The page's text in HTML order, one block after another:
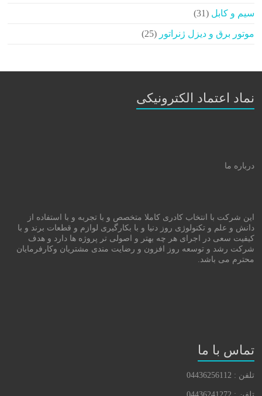
سیم و کابل
31
31
موتور برق و دیزل ژنراتور 25
25
نماد اعتماد الکترونیکی
درباره ما
این شرکت با انتخاب کادری کاملا متخصص و با تجربه و با استفاده از
دانش و علم و تکنولوژی روز دنیا و با بکارگیری لوازم و قطعات برند و با
کیفیت سعی در اجرای هر چه بهتر و اصولی تر پروژه ها دارد و هدف
شرکت رشد و توسعه روز افزون و رضایت مندی مشتریان وکارفرمایان
محترم می باشد.
تماس با ما
تلفن : 04436256112